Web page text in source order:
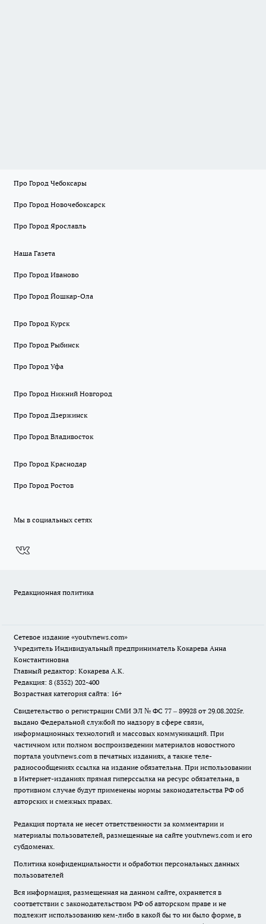
Про Город Чебоксары
Про Город Новочебоксарск
Про Город Ярославль
Наша Газета
Про Город Иваново
Про Город Йошкар-Ола
Про Город Курск
Про Город Рыбинск
Про Город Уфа
Про Город Нижний Новгород
Про Город Дзержинск
Про Город Владивосток
Про Город Краснодар
Про Город Ростов
Мы в социальных сетях
Редакционная политика
Сетевое издание «youtvnews.com»
Учредитель Индивидуальный предприниматель Кокарева Анна
Константиновна
Главный редактор: Кокарева А.К.
Редакция: 8 (8352) 202-400
Возрастная категория сайта: 16+
Свидетельство о регистрации СМИ ЭЛ № ФС 77 – 89928 от 29.08.2025г.
выдано Федеральной службой по надзору в сфере связи,
информационных технологий и массовых коммуникаций. При
частичном или полном воспроизведении материалов новостного
портала youtvnews.com в печатных изданиях, а также теле-
радиосообщениях ссылка на издание обязательна. При использовании
в Интернет-изданиях прямая гиперссылка на ресурс обязательна, в
противном случае будут применены нормы законодательства РФ об
авторских и смежных правах.
Редакция портала не несет ответственности за комментарии и
материалы пользователей, размещенные на сайте youtvnews.com и его
субдоменах.
Политика конфиденциальности и обработки персональных данных
пользователей
Вся информация, размещенная на данном сайте, охраняется в
соответствии с законодательством РФ об авторском праве и не
подлежит использованию кем-либо в какой бы то ни было форме, в